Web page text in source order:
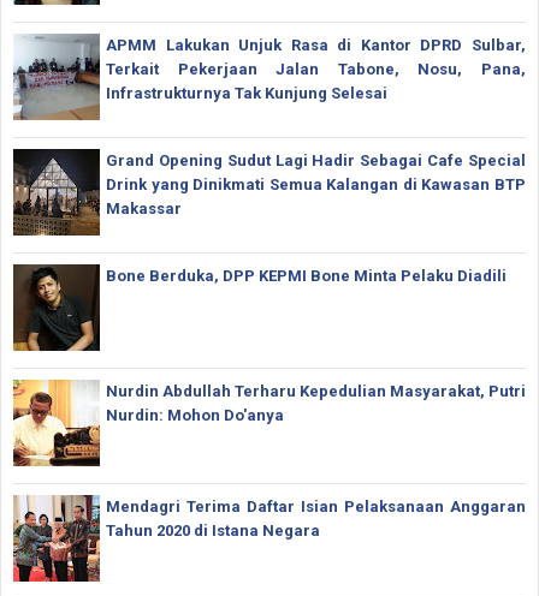
APMM Lakukan Unjuk Rasa di Kantor DPRD Sulbar,
Terkait Pekerjaan Jalan Tabone, Nosu, Pana,
Infrastrukturnya Tak Kunjung Selesai
Grand Opening Sudut Lagi Hadir Sebagai Cafe Special
Drink yang Dinikmati Semua Kalangan di Kawasan BTP
Makassar
Bone Berduka, DPP KEPMI Bone Minta Pelaku Diadili
Nurdin Abdullah Terharu Kepedulian Masyarakat, Putri
Nurdin: Mohon Do'anya
Mendagri Terima Daftar Isian Pelaksanaan Anggaran
Tahun 2020 di Istana Negara